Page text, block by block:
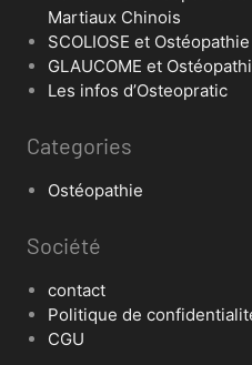
Martiaux Chinois
SCOLIOSE et Ostéopathie
GLAUCOME et
Les infos d’Osteopratic
Categories
Ostéopathie
Société
contact
Politique de
CGU